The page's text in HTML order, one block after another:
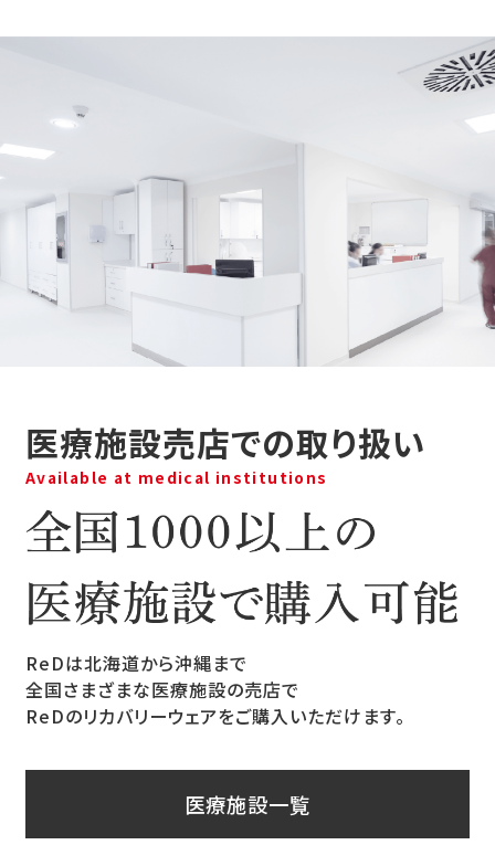
医療施設売店での取り扱い
Available at medical institutions
ReDは北海道から沖縄まで
全国さまざまな医療施設の売店で
ReDのリカバリーウェアをご購入いただけます。
医療施設一覧